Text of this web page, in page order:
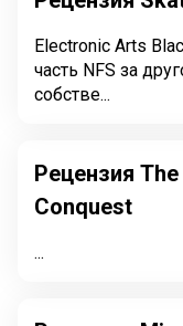
Electronic Arts
часть NFS за
собстве...
Рецензия
Conquest
...